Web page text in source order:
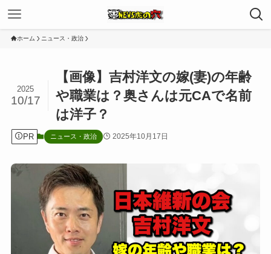
ホーム ニュース・政治
【画像】吉村洋文の嫁(妻)の年齢
や職業は？奥さんは元CAで名前
は洋子？
2025
10/17
PR ニュース・政治 2025年10月17日